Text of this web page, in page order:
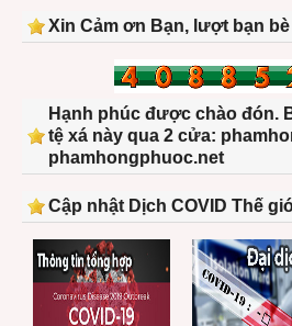
Xin Cảm ơn Bạn, lượt bạn
Hạnh phúc được chào đón.
tệ xá này qua 2 cửa:
phamhongphuoc.net
Cập nhật Dịch COVID Thế